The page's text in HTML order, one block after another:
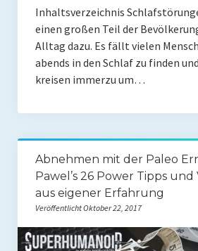
Zunehmen mit Paleo
Paleo Gehirn-Pflege
Paleo Fitness
Coaching
Coaching
Rezepte
Brainfood
Inhaltsverzeichnis
einen großen Teil der
Alltag dazu. Es fällt vielen
abends in den Schlaf zu finden
kreisen immerzu um…
Abnehmen mit der Paleo
Pawel’s 26 Power Tipps und
aus eigener Erfahrung
Veröffentlicht Oktober 22, 2017